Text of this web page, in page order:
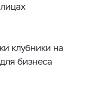
клубники на
бизнеса